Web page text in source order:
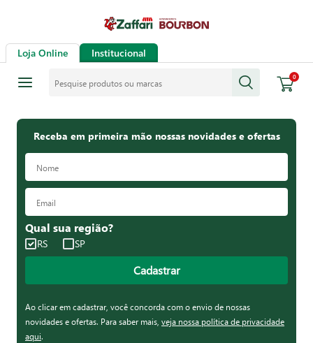
Loja Online Institucional
0
Receba em primeira mão nossas novidades e ofertas
Qual sua região?
RS SP
Cadastrar
Ao clicar em cadastrar, você concorda com o envio de nossas
novidades e ofertas. Para saber mais, veja nossa política de privacidade
aqui.